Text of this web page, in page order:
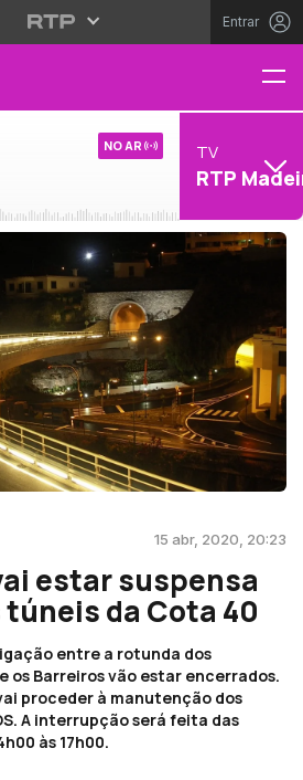
Entrar
NO AR TV
RTP
15 abr, 2020, 20:23
estar suspensa
da Cota 40
entre a rotunda dos
os Barreiros vão estar encerrados.
proceder à manutenção dos
A interrupção será feita das
às 17h00.